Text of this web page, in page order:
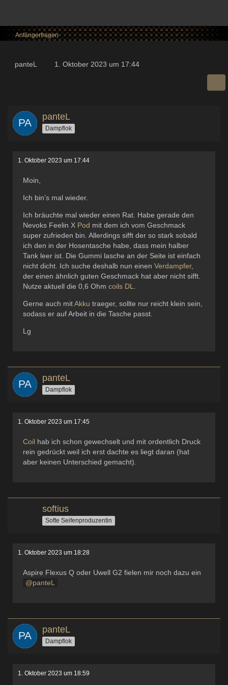
Anfängerfragen
panteL 1. Oktober 2023 um 17:44
panteL
Dampflok
1. Oktober 2023 um 17:44
Moin,
Ich bin’s mal wieder.
Ich bräuchte mal wieder einen Rat. Habe gerade den
Nevoks Feelin X Pod mit dem ich vom Geschmack
super zufrieden bin. Allerdings sifft der so stark sobald
ich den in der Hosentasche habe, dass mein halber
Tank leer ist. Die Gummi lasche an der Seite ist einfach
nicht dicht. Ich suche deshalb nun einen Verdampfer,
der einen ähnlich guten Geschmack hat aber nicht sifft.
Nutze aktuell die 0,6 Ohm coils DL
Gerne auch mitAkku traeger, sollte nur reicht klein sein,
sodass er auf Arbeit in die Tasche passt.
Lg
panteL
Dampflok
1. Oktober 2023 um 17:45
Coil hab ich schon gewechselt und mit ordentlich Druck
rein gedrückt weil ich erst dachte es liegt daran (hat
aber keinen Unterschied gemacht).
softius
Softe Seifenproduzentin
1. Oktober 2023 um 18:28
Aspire Flexus Q oder Uwell G2 fielen mir noch dazu ein
panteL
panteL
Dampflok
1. Oktober 2023 um 18:59